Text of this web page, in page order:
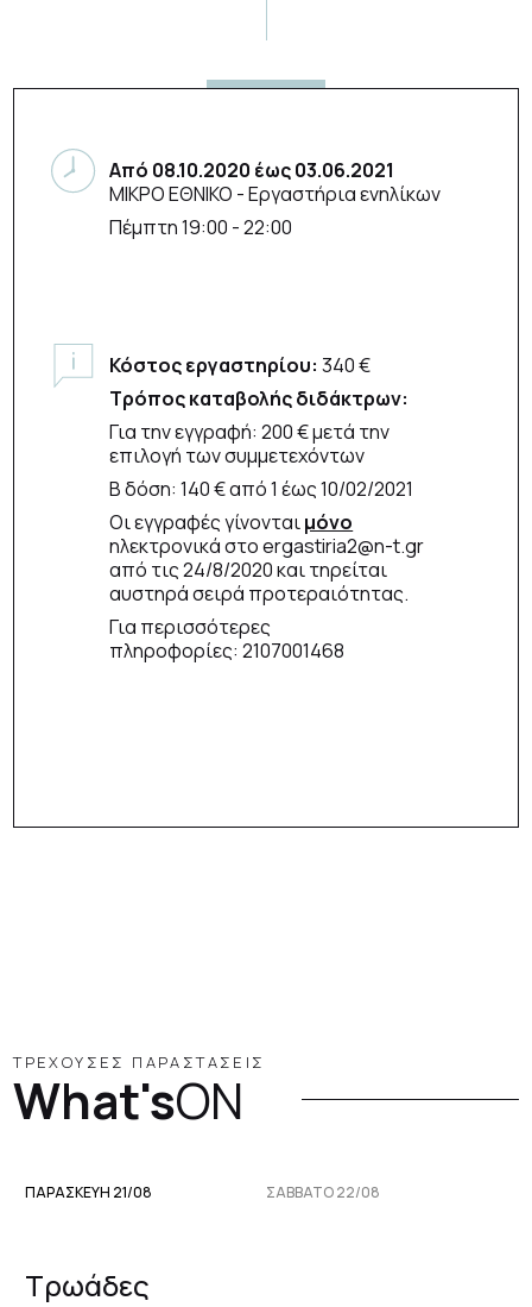
Από 08.10.2020 έως03.06.2021
ΜΙΚΡΟ ΕΘΝΙΚΟ - Εργαστήρια ενηλίκων
Πέμπτη 19:00 - 22:00
Κόστος εργαστηρίου: 340 €
Τρόπος καταβολής διδάκτρων:
Για την εγγραφή: 200 € μετά την
επιλογή των συμμετεχόντων
Β δόση: 140 € από 1 έως 10/02/2021
Οι εγγραφές γίνονταιμόνο
ηλεκτρονικά στο ergastiria2@n-t.gr
από τις 24/8/2020 και τηρείται
αυστηρά σειρά προτεραιότητας.
Για περισσότερες
πληροφορίες: 2107001468
ΤΡΕΧΟΥΣΕΣ ΠΑΡΑΣΤΑΣΕΙΣ
What'sON
ΠΑΡΑΣΚΕΥΉ 21/08 ΣΆΒΒΑΤΟ 22/08
Τρωάδες